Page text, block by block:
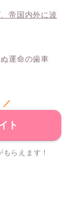
帝国内外に波
運命の歯車
／
ト
らえます！